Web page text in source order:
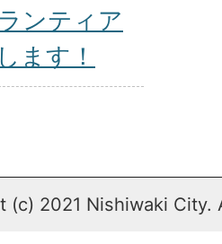
ンティア
ます！
(c) 2021 Nishiwaki City.